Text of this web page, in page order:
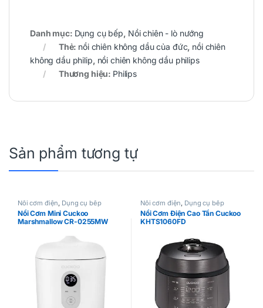
Danh mục: Dụng cụ bếp, Nồi chiên - lò nướng
Thẻ: nồi chiên không dầu của đức, nồi chiên
không dầu philip, nồi chiên không dầu philips
Thương hiệu: Philips
Sản phẩm tương tự
Nồi cơm điện, Dụng cụ bếp
Nồi Cơm Mini Cuckoo
Marshmallow CR-0255MW
Nồi cơm điện, Dụng cụ bếp
Nồi Cơm Điện Cao Tần Cuckoo
KHTS1060FD